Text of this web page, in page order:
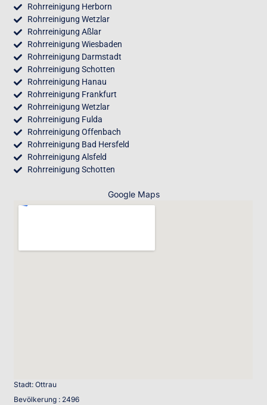
Rohrreinigung Herborn
Rohrreinigung Wetzlar
Rohrreinigung Aßlar
Rohrreinigung Wiesbaden
Rohrreinigung Darmstadt
Rohrreinigung Schotten
Rohrreinigung Hanau
Rohrreinigung Frankfurt
Rohrreinigung Wetzlar
Rohrreinigung Fulda
Rohrreinigung Offenbach
Rohrreinigung Bad Hersfeld
Rohrreinigung Alsfeld
Rohrreinigung Schotten
Google Maps
Stadt: Ottrau
Bevölkerung : 2496